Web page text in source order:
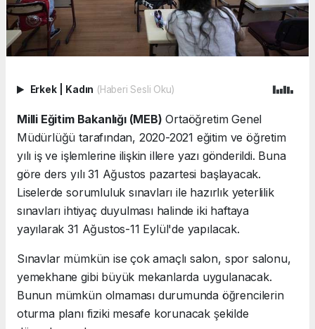
Erkek Kadın (Haberi Sesli Oku)
Milli Eğitim Bakanlığı (MEB) Ortaöğretim Genel
Müdürlüğü tarafından, 2020-2021 eğitim ve öğretim
yılı iş ve işlemlerine ilişkin illere yazı gönderildi. Buna
göre ders yılı 31 Ağustos pazartesi başlayacak.
Liselerde sorumluluk sınavları ile hazırlık yeterlilik
sınavları ihtiyaç duyulması halinde iki haftaya
yayılarak 31 Ağustos-11 Eylül'de yapılacak.
Sınavlar mümkün ise çok amaçlı salon, spor salonu,
yemekhane gibi büyük mekanlarda uygulanacak.
Bunun mümkün olmaması durumunda öğrencilerin
oturma planı fiziki mesafe korunacak şekilde